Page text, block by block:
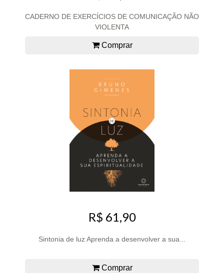
CADERNO DE EXERCÍCIOS DE COMUNICAÇÃO NÃO
VIOLENTA
Comprar
R$ 61,90
Sintonia de luz Aprenda a desenvolver a sua...
Comprar